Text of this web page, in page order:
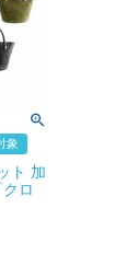
象
ト 加
ロ